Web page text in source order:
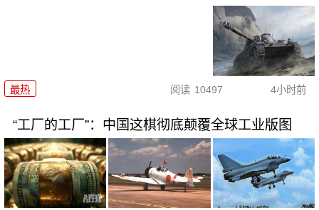
最热 阅读 10497 4小时前
“工厂的工厂”：中国这棋彻底颠覆全球工业版图